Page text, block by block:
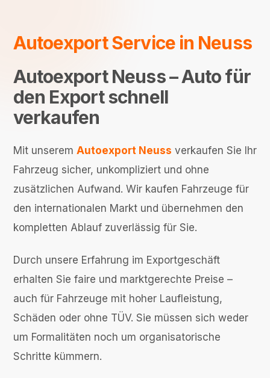
Autoexport Service in Neuss
Autoexport Neuss – Auto für
den Export schnell
verkaufen
Mit unserem Autoexport Neuss verkaufen Sie Ihr
Fahrzeug sicher, unkompliziert und ohne
zusätzlichen Aufwand. Wir kaufen Fahrzeuge für
den internationalen Markt und übernehmen den
kompletten Ablauf zuverlässig für Sie.
Durch unsere Erfahrung im Exportgeschäft
erhalten Sie faire und marktgerechte Preise –
auch für Fahrzeuge mit hoher Laufleistung,
Schäden oder ohne TÜV. Sie müssen sich weder
um Formalitäten noch um organisatorische
Schritte kümmern.